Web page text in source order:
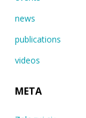
news
publications
videos
META